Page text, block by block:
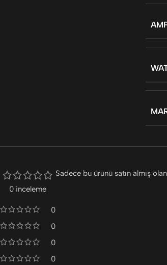
0 inceleme
0
0
0
0
Sadece bu ürünü satın almış